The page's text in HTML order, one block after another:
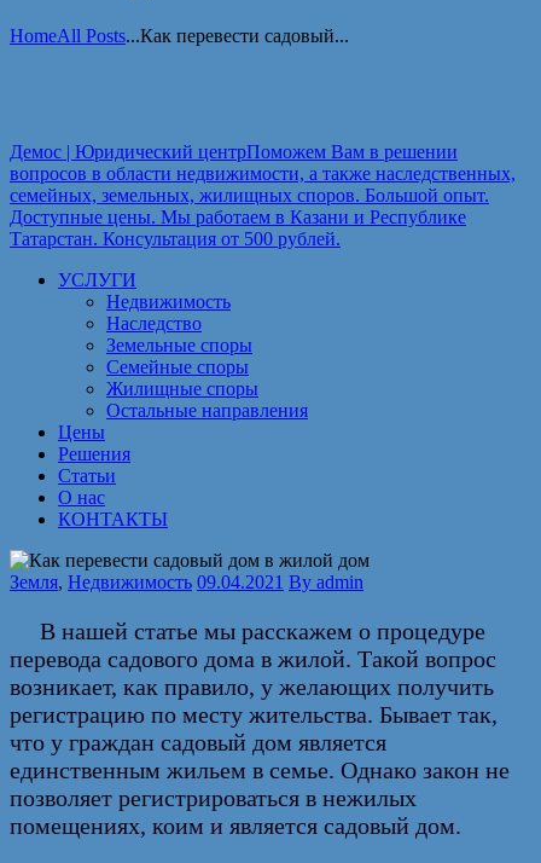
HomeAll Posts...Как перевести садовый...
Демос | Юридический центрПоможем Вам в решении
вопросов в области недвижимости, а также наследственных,
семейных, земельных, жилищных споров. Большой опыт.
Доступные цены. Мы работаем в Казани и Республике
Татарстан. Консультация от 500 рублей.
УСЛУГИ
Недвижимость
Наследство
Земельные споры
Семейные споры
Жилищные споры
Остальные направления
Цены
Решения
Статьи
О нас
КОНТАКТЫ
Земля, Недвижимость 09.04.2021 By admin
В нашей статье мы расскажем о процедуре
перевода садового дома в жилой. Такой вопрос
возникает, как правило, у желающих получить
регистрацию по месту жительства. Бывает так,
что у граждан садовый дом является
единственным жильем в семье. Однако закон не
позволяет регистрироваться в нежилых
помещениях, коим и является садовый дом.